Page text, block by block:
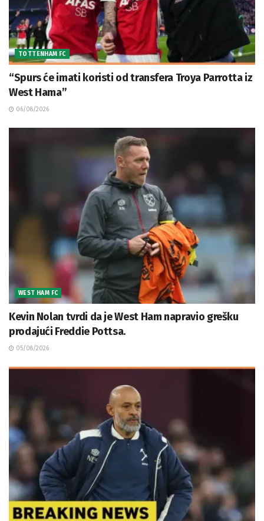
TOTTENHAM FC
“Spurs će imati koristi od transfera Troya Parrotta iz
West Hama”
06/08/2026
WEST HAM FC
Kevin Nolan tvrdi da je West Ham napravio grešku
prodajući Freddie Pottsa.
05/08/2026